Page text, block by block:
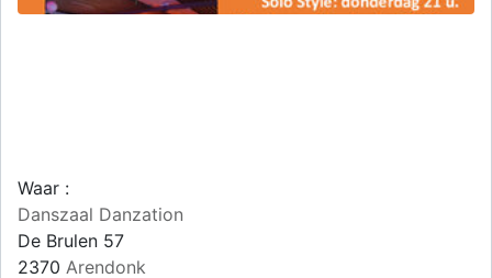
Waar :
Danszaal Danzation
De Brulen 57
2370 Arendonk